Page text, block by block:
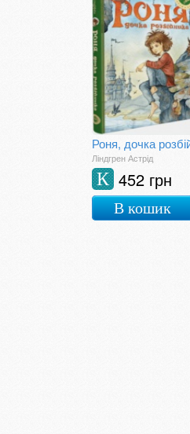
Ліндгрен Астрід
452 грн
К
В кошик